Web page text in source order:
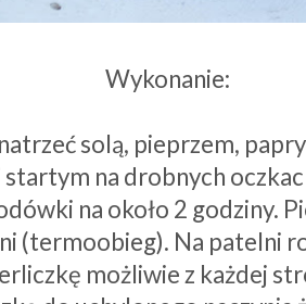
Wykonanie:
solą, pieprzem,
startym na drobnych
na około 2 godziny.
(termoobieg). Na patelni
możliwie z każdej